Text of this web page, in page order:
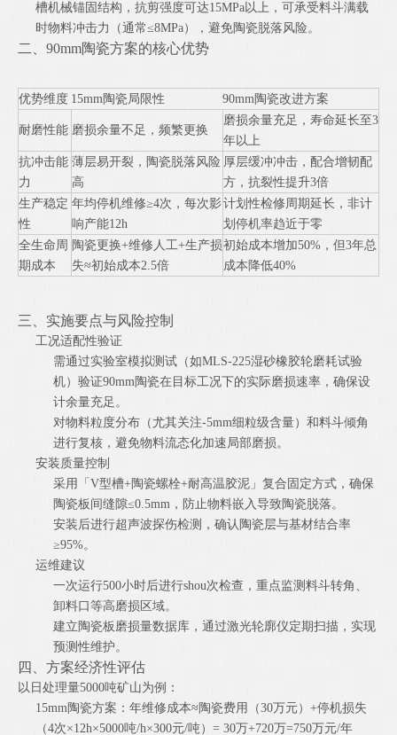
槽机械锚固结构，抗剪强度可达15MPa以上，可承受料斗满载
时物料冲击力（通常≤8MPa），避免陶瓷脱落风险。
二、90mm陶瓷方案的核心优势
优势维度 15mm陶瓷局限性 90mm陶瓷改进方案
耐磨性能 磨损余量不足，频繁更换
磨损余量充足，寿命延长至3
年以上
抗冲击能
力
薄层易开裂，陶瓷脱落风险
高
厚层缓冲冲击，配合增韧配
方，抗裂性提升3倍
生产稳定
性
年均停机维修≥4次，每次影
响产能12h
计划性检修周期延长，非计
划停机率趋近于零
全生命周
期成本
陶瓷更换+维修人工+生产损
失≈初始成本2.5倍
初始成本增加50%，但3年总
成本降低40%
三、实施要点与风险控制
工况适配性验证
需通过实验室模拟测试（如MLS-225湿砂橡胶轮磨耗试验
机）验证90mm陶瓷在目标工况下的实际磨损速率，确保设
计余量充足。
对物料粒度分布（尤其关注-5mm细粒级含量）和料斗倾角
进行复核，避免物料流态化加速局部磨损。
安装质量控制
采用「V型槽+陶瓷螺栓+耐高温胶泥」复合固定方式，确保
陶瓷板间缝隙≤0.5mm，防止物料嵌入导致陶瓷脱落。
安装后进行超声波探伤检测，确认陶瓷层与基材结合率
≥95%。
运维建议
一次运行500小时后进行shou次检查，重点监测料斗转角、
卸料口等高磨损区域。
建立陶瓷板磨损量数据库，通过激光轮廓仪定期扫描，实现
预测性维护。
四、方案经济性评估
以日处理量5000吨矿山为例：
15mm陶瓷方案：年维修成本≈陶瓷费用（30万元）+停机损失
（4次×12h×5000吨/h×300元/吨）= 30万+720万=750万元/年